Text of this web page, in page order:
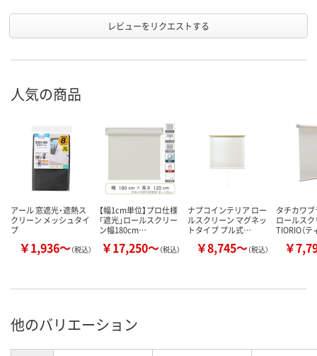
レビューをリクエストする
人気の商品
アール 窓遮光・遮熱ス
クリーン メッシュタイ
プ
￥1,936～（税込）
【幅1cm単位】プロ仕様
「遮光」ロールスクリー
ン幅180cm…
￥17,250～（税込）
ナプコインテリア ロー
ルスクリーン マグネッ
トタイプ プル式…
￥8,745～（税込）
タチカワ
ロールス
TIORIO（
￥
他のバリエーション